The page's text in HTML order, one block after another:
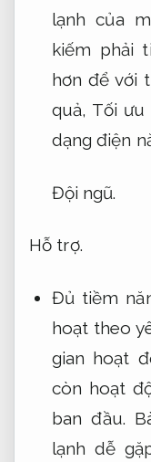
lạnh của
kiếm phải
hơn để với
quả, Tối ưu
dạng điện
Đội ngũ.
Hỗ trợ.
Đủ tiềm
hoạt theo
gian hoạt
còn hoạt
ban đầu.
lạnh dễ